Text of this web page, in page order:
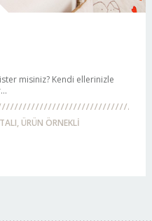
misiniz? Kendi ellerinizle
ÜRÜN ÖRNEKLİ